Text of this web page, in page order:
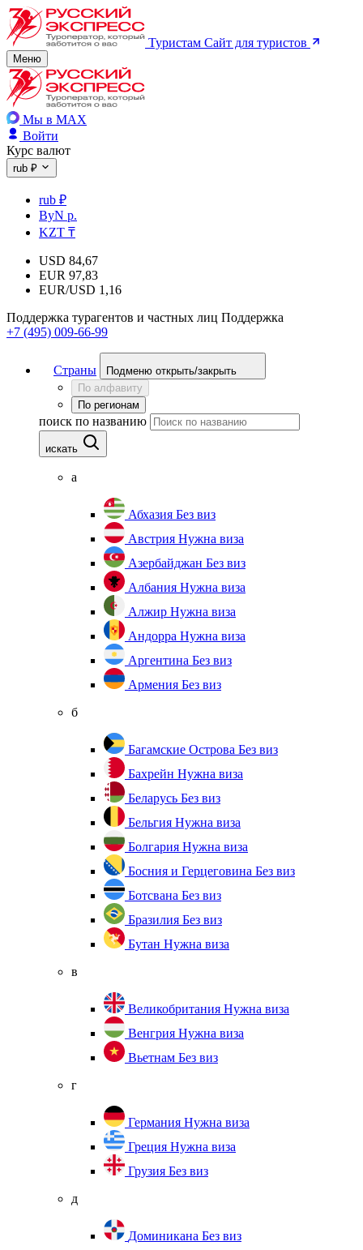
Туристам Сайт для туристов
Меню
Мы в MAX
Войти
Курс валют
rub ₽
rub ₽
ByN р.
KZT ₸
USD 84,67
EUR 97,83
EUR/USD 1,16
Поддержка турагентов и частных лиц Поддержка
+7 (495) 009-66-99
Страны
Подменю открыть/закрыть
По алфавиту
По регионам
поиск по названию
искать
а
Абхазия Без виз
Австрия Нужна виза
Азербайджан Без виз
Албания Нужна виза
Алжир Нужна виза
Андорра Нужна виза
Аргентина Без виз
Армения Без виз
б
Багамские Острова Без виз
Бахрейн Нужна виза
Беларусь Без виз
Бельгия Нужна виза
Болгария Нужна виза
Босния и Герцеговина Без виз
Ботсвана Без виз
Бразилия Без виз
Бутан Нужна виза
в
Великобритания Нужна виза
Венгрия Нужна виза
Вьетнам Без виз
г
Германия Нужна виза
Греция Нужна виза
Грузия Без виз
д
Доминикана Без виз